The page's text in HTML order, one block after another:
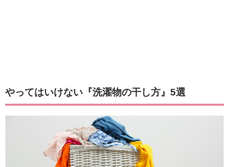
やってはいけない『洗濯物の干し方』5選